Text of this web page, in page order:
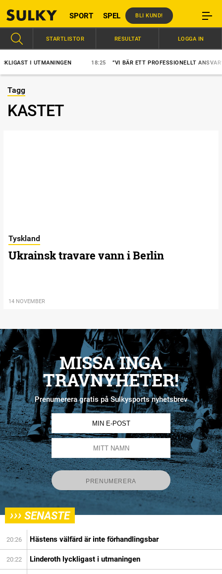
SPORT SPEL BLI KUND!
I UTMANINGEN 18:25 ”VI BÄR ETT PROFESSIONELLT ANSVAR”
STARTLISTOR RESULTAT LOGGA IN
Tagg
KASTET
Tyskland
Ukrainsk travare vann i Berlin
14 NOVEMBER
MISSA INGA
TRAVNYHETER!
Prenumerera gratis på Sulkysports nyhetsbrev
››› SENASTE
20:26 Hästens välfärd är inte förhandlingsbar
20:22 Linderoth lyckligast i utmaningen